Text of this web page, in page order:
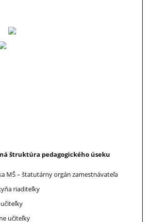
štruktúra pedagogického úseku
MŠ – štatutárny orgán zamestnávateľa
riaditeľky
učiteľky